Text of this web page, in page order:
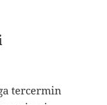
tercermin